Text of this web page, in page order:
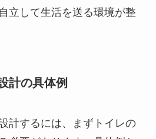
立して生活を送る環境が整
計の具体例
計するには、まずトイレの